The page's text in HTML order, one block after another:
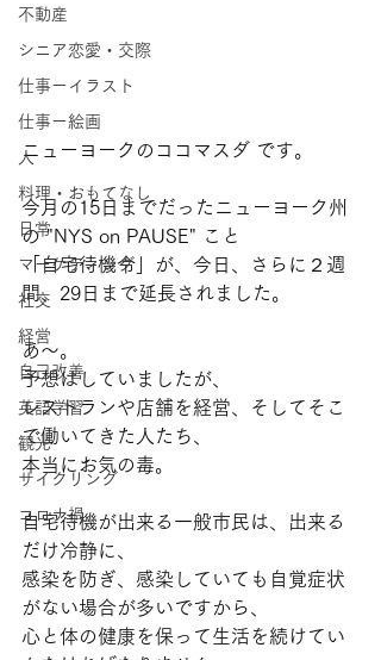
不動産
シニア恋愛・交際
仕事ーイラスト
仕事ー絵画
人
料理・おもてなし
日常
マーケティング
社交
経営
自己改善
英語学習
観光
サイクリング
コロナ禍
ニューヨークのココマスダ です。
今月の15日までだったニューヨーク州
の "NYS on PAUSE" こと
「自宅待機令」が、今日、さらに２週
間、29日まで延長されました。
あ〜。
予想はしていましたが、
レストランや店舗を経営、そしてそこ
で働いてきた人たち、
本当にお気の毒。
自宅待機が出来る一般市民は、出来る
だけ冷静に、
感染を防ぎ、感染していても自覚症状
がない場合が多いですから、
心と体の健康を保って生活を続けてい